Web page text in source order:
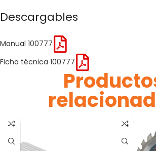
Descargables
Manual 100777
Ficha técnica 100777